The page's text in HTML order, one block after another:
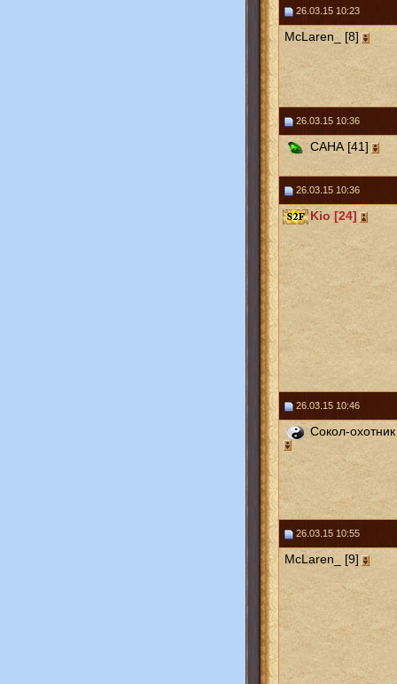
26.03.15 10:23
McLaren_ [8]
26.03.15 10:36
САНА [41]
26.03.15 10:36
Kio [24]
26.03.15 10:46
Сокол-
26.03.15 10:55
McLaren_ [9]